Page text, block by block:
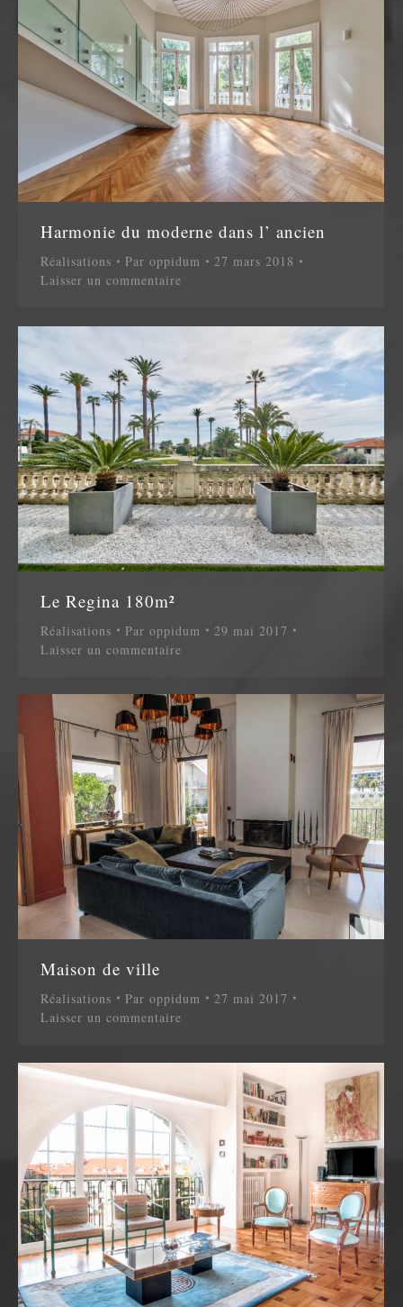
Harmonie du moderne dans l’ ancien
Réalisations Par oppidum
27 mars 2018
Laisser un commentaire
Le Regina 180m²
Réalisations Par oppidum
29 mai 2017
Laisser un commentaire
Maison de ville
Réalisations Par oppidum
27 mai 2017
Laisser un commentaire